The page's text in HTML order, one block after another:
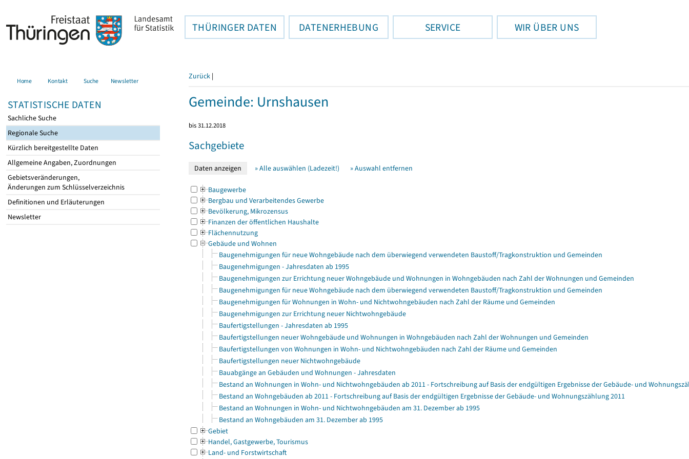
THÜRINGER DATEN DATENERHEBUNG SERVICE WIR ÜBER UNS
Home Kontakt Suche Newsletter
STATISTISCHE DATEN
Sachliche Suche
Regionale Suche
Kürzlich bereitgestellte Daten
Allgemeine Angaben, Zuordnungen
Gebietsveränderungen,
Änderungen zum Schlüsselverzeichnis
Definitionen und Erläuterungen
Newsletter
Zurück |
Gemeinde: Urnshausen
bis 31.12.2018
Sachgebiete
» Alle auswählen (Ladezeit!) » Auswahl entfernen
Baugewerbe
Bergbau und Verarbeitendes Gewerbe
Bevölkerung, Mikrozensus
Finanzen der öffentlichen Haushalte
Flächennutzung
Gebäude und Wohnen
Baugenehmigungen für neue Wohngebäude nach dem überwiegend verwendeten Baustoff/Tragkonstruktion und Gemeinden
Baugenehmigungen - Jahresdaten ab 1995
Baugenehmigungen zur Errichtung neuer Wohngebäude und Wohnungen in Wohngebäuden nach Zahl der Wohnungen und Gemeinden
Baugenehmigungen für neue Wohngebäude nach dem überwiegend verwendeten Baustoff/Tragkonstruktion und Gemeinden
Baugenehmigungen für Wohnungen in Wohn- und Nichtwohngebäuden nach Zahl der Räume und Gemeinden
Baugenehmigungen zur Errichtung neuer Nichtwohngebäude
Baufertigstellungen - Jahresdaten ab 1995
Baufertigstellungen neuer Wohngebäude und Wohnungen in Wohngebäuden nach Zahl der Wohnungen und Gemeinden
Baufertigstellungen von Wohnungen in Wohn- und Nichtwohngebäuden nach Zahl der Räume und Gemeinden
Baufertigstellungen neuer Nichtwohngebäude
Bauabgänge an Gebäuden und Wohnungen - Jahresdaten
Bestand an Wohnungen in Wohn- und Nichtwohngebäuden ab 2011 - Fortschreibung auf Basis der endgültigen Ergebnisse der Gebäude- und
Bestand an Wohngebäuden ab 2011 - Fortschreibung auf Basis der endgültigen Ergebnisse der Gebäude- und Wohnungszählung 2011
Bestand an Wohnungen in Wohn- und Nichtwohngebäuden am 31. Dezember ab 1995
Bestand an Wohngebäuden am 31. Dezember ab 1995
Gebiet
Handel, Gastgewerbe, Tourismus
Land- und Forstwirtschaft